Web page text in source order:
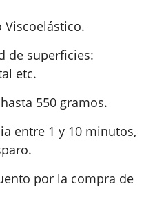
Viscoelástico.
de superficies:
etc.
550 gramos.
entre 1 y 10 minutos,
por la compra de